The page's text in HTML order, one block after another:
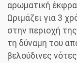
αρωματική
Ωριμάζει για 3
στην περιοχή
τη δύναμη του
βελούδινες